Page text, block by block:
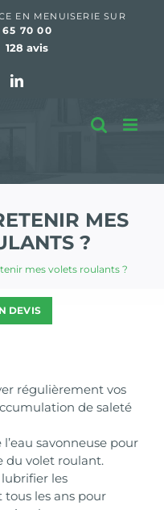
EN MENUISERIE SUR
65 70 00
128 avis
LinkedIn
MES
?
mes volets roulants ?
DEVIS
régulièrement vos
de saleté
savonneuse pour
du volet roulant.
les
les ans pour